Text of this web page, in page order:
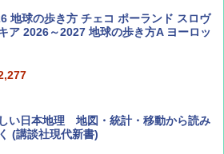
No.89 特集 星野道夫 夢見る旅
（エアライン）2026年9月号【特
ボーイング110周年を祝して！
地球の歩き方 チェコ ポーランド スロヴ
ア 2026～2027 地球の歩き方A ヨーロッ
い日本地理 地図・統計・移動から読み
(講談社現代新書)